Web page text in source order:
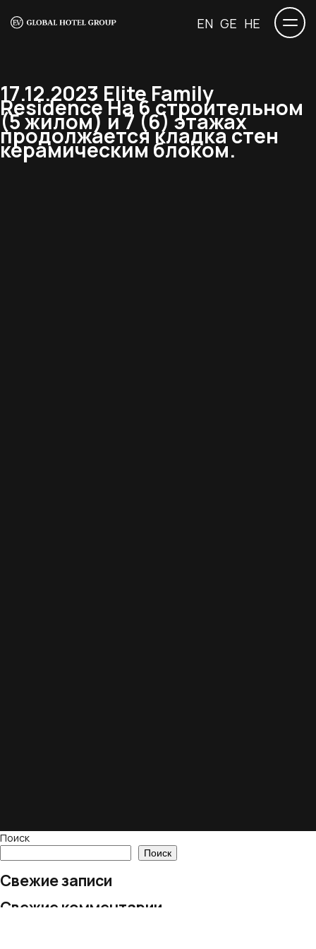
EN GE HE
17.12.2023 Elite Family
Residence На 6 строительном
(5 жилом) и 7 (6) этажах
продолжается кладка стен
керамическим блоком.
Поиск
Поиск
Свежие записи
Свежие комментарии